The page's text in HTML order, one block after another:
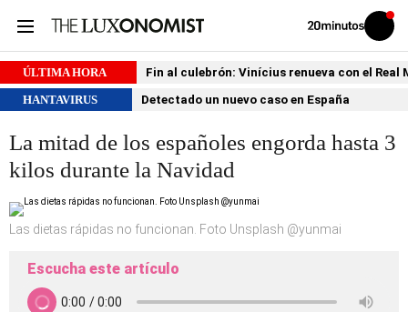
Volver
Iniciar
sesión
ÚLTIMA HORA
Fin al culebrón: Vinícius renueva con el Real
HANTAVIRUS
Detectado un nuevo caso en España
La mitad de los españoles engorda hasta 3
kilos durante la Navidad
Las dietas rápidas no funcionan. Foto Unsplash @yunmai
Escucha este artículo